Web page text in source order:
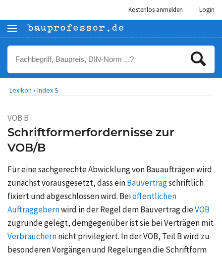
Kostenlos anmelden Login
Lexikon • Index S
VOB B
Schriftformerfordernisse zur
VOB/B
Für eine sachgerechte Abwicklung von Bauaufträgen wird
zunächst vorausgesetzt, dass einBauvertragschriftlich
fixiert und abgeschlossen wird. Beiöffentlichen
Auftraggebernwird in der Regel dem Bauvertrag dieVOB
zugrunde gelegt, demgegenüber ist sie bei Verträgen mit
Verbrauchernnicht privilegiert. In der VOB, Teil B wird zu
besonderen Vorgängen und Regelungen die Schriftform